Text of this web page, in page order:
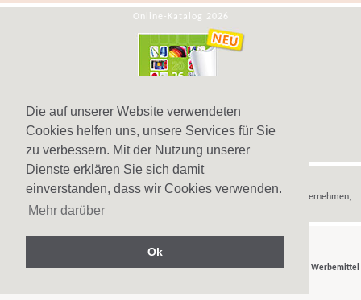
Die auf unserer Website verwendeten
Cookies helfen uns, unsere Services für Sie
zu verbessern. Mit der Nutzung unserer
Dienste erklären Sie sich damit
einverstanden, dass wir Cookies verwenden.
Mehr darüber
Ok
Online-Katalog 2026
Hinweis
Werbeartikel
nur an Unternehmen,
© Gaschnitz GmbH 2007-2026 - Ihr Partner fürWerbeartikel,Werbegeschenke
Werbemittel